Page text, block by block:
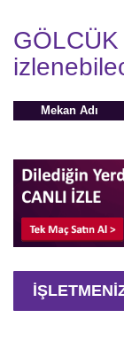
Mekan Adı